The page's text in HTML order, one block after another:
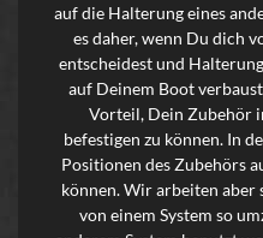
auf die Halterung eines
es daher, wenn Du dich
entscheidest und
auf Deinem Boot
Vorteil, Dein Zubehör
befestigen zu können. In
Positionen des Zubehörs
können. Wir arbeiten
von einem System so